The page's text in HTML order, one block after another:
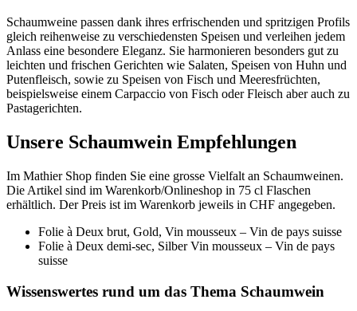
Schaumweine passen dank ihres erfrischenden und spritzigen Profils
gleich reihenweise zu verschiedensten Speisen und verleihen jedem
Anlass eine besondere Eleganz. Sie harmonieren besonders gut zu
leichten und frischen Gerichten wie Salaten, Speisen von Huhn und
Putenfleisch, sowie zu Speisen von Fisch und Meeresfrüchten,
beispielsweise einem Carpaccio von Fisch oder Fleisch aber auch zu
Pastagerichten.
Unsere Schaumwein Empfehlungen
Im Mathier Shop finden Sie eine grosse Vielfalt an Schaumweinen.
Die Artikel sind im Warenkorb/Onlineshop in 75 cl Flaschen
erhältlich. Der Preis ist im Warenkorb jeweils in CHF angegeben.
Folie à Deux brut, Gold, Vin mousseux – Vin de pays suisse
Folie à Deux demi-sec, Silber Vin mousseux – Vin de pays
suisse
Wissenswertes rund um das Thema Schaumwein